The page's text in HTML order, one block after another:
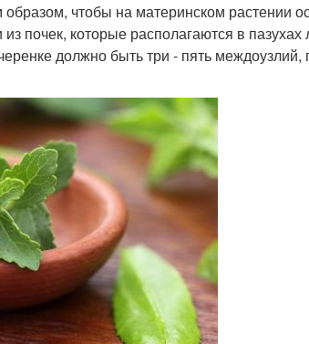
чтобы на материнском растении
почек, которые располагаются в пазухах
должно быть три - пять междоузлий,